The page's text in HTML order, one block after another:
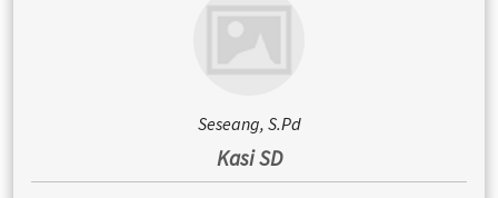
Seseang, S.Pd
Kasi SD